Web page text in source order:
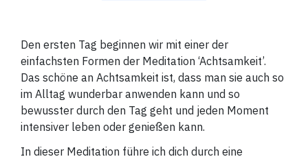
Den ersten Tag beginnen wir mit einer der
einfachsten Formen der Meditation ‘Achtsamkeit’.
Das schöne an Achtsamkeit ist, dass man sie auch so
im Alltag wunderbar anwenden kann und so
bewusster durch den Tag geht und jeden Moment
intensiver leben oder genießen kann.
In dieser Meditation führe ich dich durch eine